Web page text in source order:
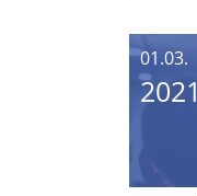
01.03.
2021